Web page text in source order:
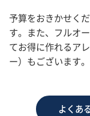
予算をおきかせく
す。また、フルオ
てお得に作れるア
ー）もございます。
よくあ